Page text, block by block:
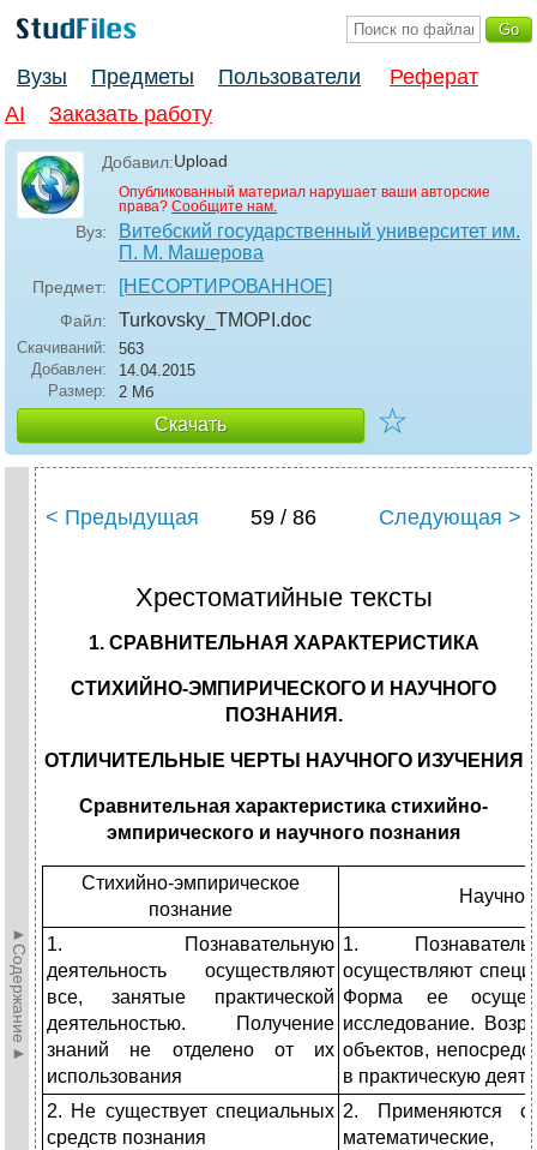
Вузы Предметы Пользователи
Реферат
AI
Заказать работу
Добавил:Upload
Опубликованный материал нарушает ваши авторские
права? Сообщите нам.
Вуз:
Витебский государственный университет им.
П. М. Машерова
Предмет: [НЕСОРТИРОВАННОЕ]
Файл: Turkovsky_TMOPI .doc
Скачиваний:
563
Добавлен:
14.04.2015
Размер:
2 Мб
Скачать ☆
►Содержание►
< Предыдущая 59 / 86 Следующая >
Хрестоматийные тексты
1. СРАВНИТЕЛЬНАЯ ХАРАКТЕРИСТИКА
СТИХИЙНО-ЭМПИРИЧЕСКОГО И НАУЧНОГО
ПОЗНАНИЯ.
ОТЛИЧИТЕЛЬНЫЕ ЧЕРТЫ НАУЧНОГО ИЗУЧЕНИЯ
Сравнительная характеристика стихийно-
эмпирического и научного познания
Стихийно-эмпирическое
познание
1. Познавательную
деятельность осуществляют
все, занятые практической
деятельностью. Получение
знаний не отделено от их
использования
1.
осуществляют
Форма ее
исследование.
объектов,
в практическую
2. Не существует специальных
средств познания
2. Применяются